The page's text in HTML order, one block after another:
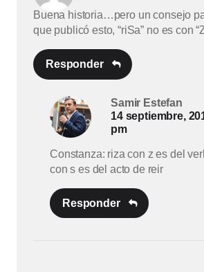
Buena historia…pero un consejo
que publicó esto, “riSa” no es con
Responder
Samir Estefan
14 septiembre,
pm
Constanza: riza con z es del
con s es del acto de reir
Responder